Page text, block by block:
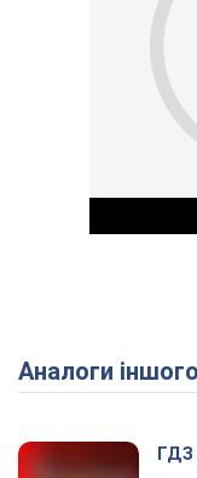
Аналоги
ГДЗ